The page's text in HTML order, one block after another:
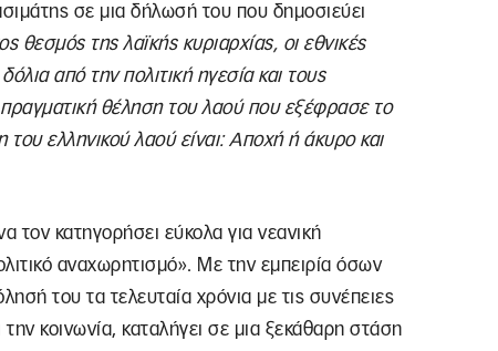
σε μια δήλωσή του που δημοσιεύει
θεσμός της λαϊκής κυριαρχίας, οι εθνικές
από την πολιτική ηγεσία και τους
πραγματική θέληση του λαού που εξέφρασε το
ελληνικού λαού είναι: Αποχή ή άκυρο και
τον κατηγορήσει εύκολα για νεανική
αναχωρητισμό». Με την εμπειρία όσων
του τα τελευταία χρόνια με τις συνέπειες
κοινωνία, καταλήγει σε μια ξεκάθαρη στάση